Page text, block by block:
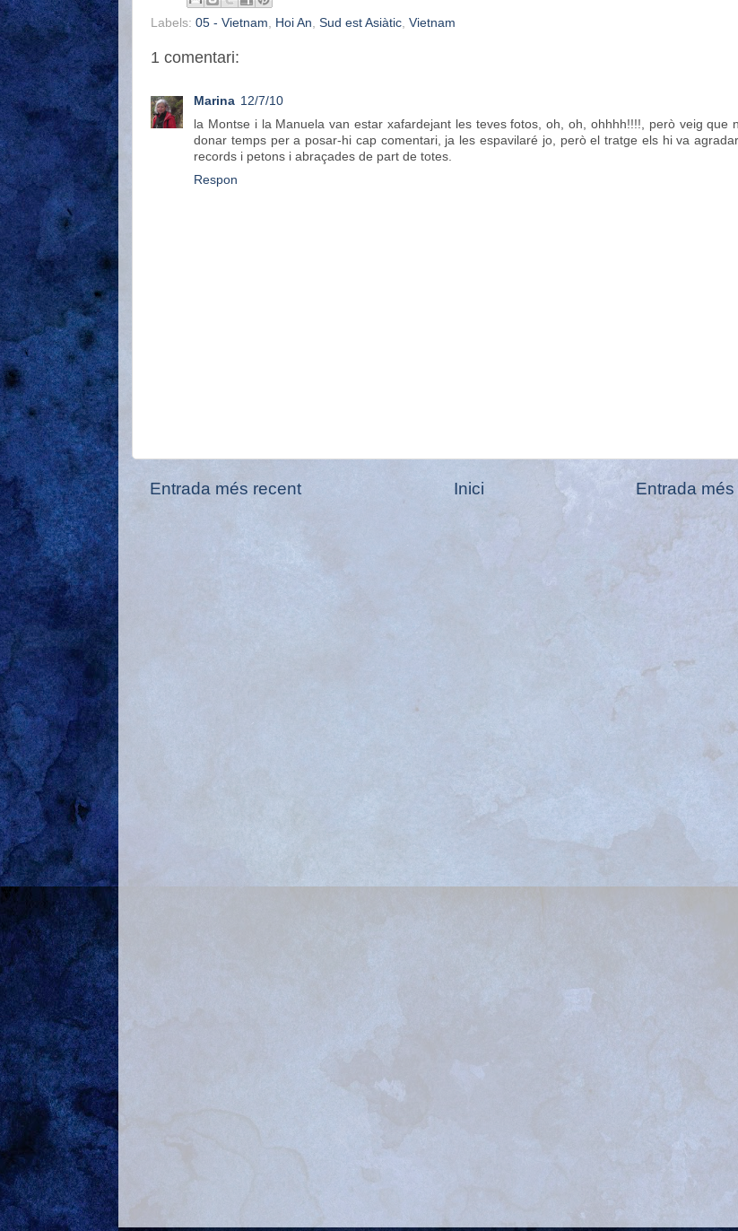
Labels: 05 - Vietnam Hoi An Sud est Asiàtic Vietnam
1 comentari:
Marina 12/7/10
la Montse i la Manuela van estar xafardejant les teves fotos, oh, oh, ohhhh!!!!, però veig que
donar temps per a posar-hi cap comentari, ja les espavilaré jo, però el tratge els hi va
records i petons i abraçades de part de totes.
Respon
Entrada més recent Entrada
Inici